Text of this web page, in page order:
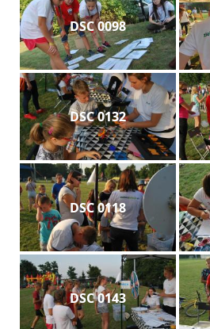
DSC 0098
DSC 0132
DSC 0118
DSC 0143